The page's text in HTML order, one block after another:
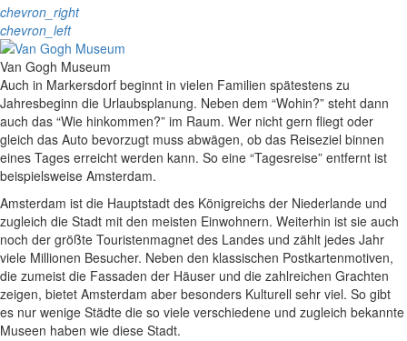
chevron_right
chevron_left
Van Gogh Museum
Auch in Markersdorf beginnt in vielen Familien spätestens zu
Jahresbeginn die Urlaubsplanung. Neben dem “Wohin?” steht dann
auch das “Wie hinkommen?” im Raum. Wer nicht gern fliegt oder
gleich das Auto bevorzugt muss abwägen, ob das Reiseziel binnen
eines Tages erreicht werden kann. So eine “Tagesreise” entfernt ist
beispielsweise Amsterdam.
Amsterdam ist die Hauptstadt des Königreichs der Niederlande und
zugleich die Stadt mit den meisten Einwohnern. Weiterhin ist sie auch
noch der größte Touristenmagnet des Landes und zählt jedes Jahr
viele Millionen Besucher. Neben den klassischen Postkartenmotiven,
die zumeist die Fassaden der Häuser und die zahlreichen Grachten
zeigen, bietet Amsterdam aber besonders Kulturell sehr viel. So gibt
es nur wenige Städte die so viele verschiedene und zugleich bekannte
Museen haben wie diese Stadt.